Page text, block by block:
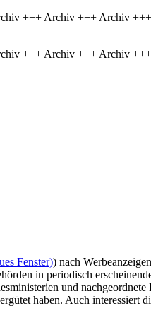
+++ Archiv +++ Archiv
+++ Archiv +++ Archiv
Fenster)) nach
in periodisch
und
haben. Auch interessiert